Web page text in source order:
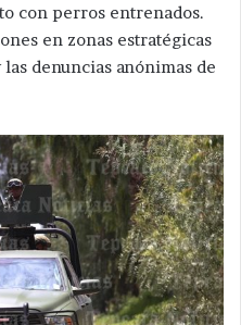
con perros entrenados.
en zonas estratégicas
denuncias anónimas de